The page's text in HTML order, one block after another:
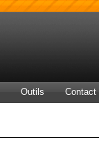
Outils Contact